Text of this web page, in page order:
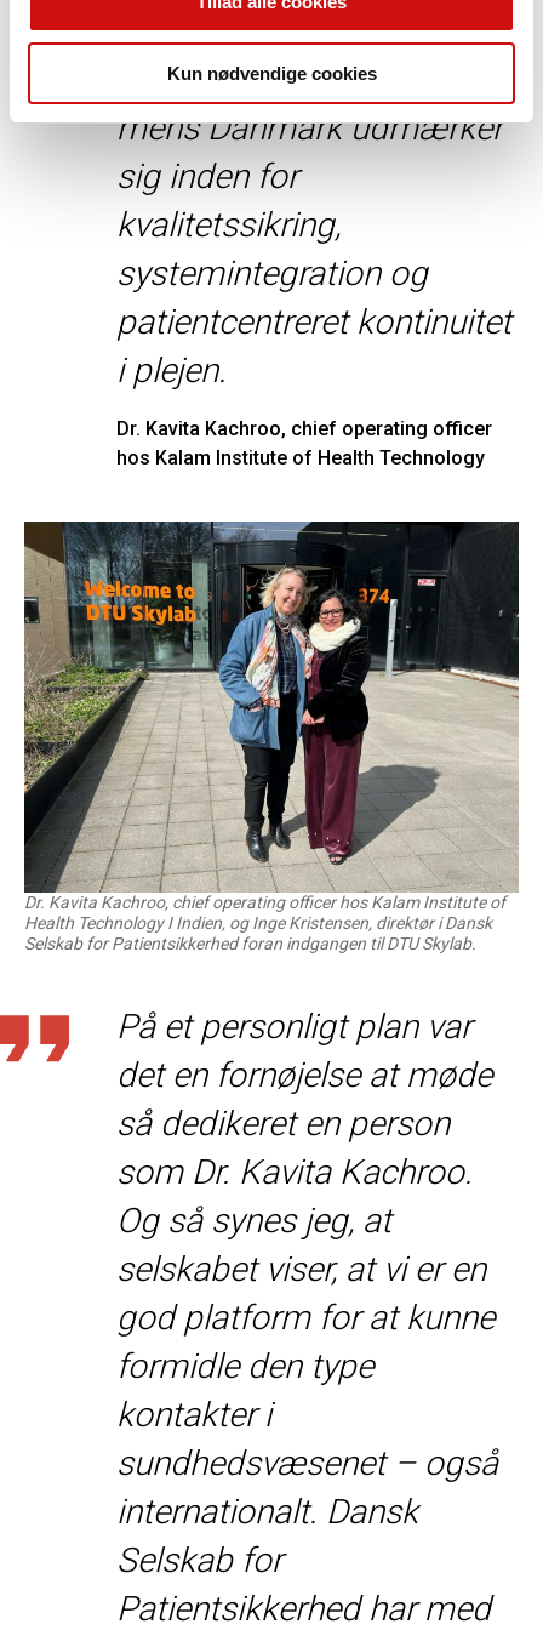
Kun nødvendige cookies
under
ressourcebegrænsninger,
mens Danmark udmærker
sig inden for
kvalitetssikring,
systemintegration og
patientcentreret kontinuitet
i plejen.
Dr. Kavita Kachroo, chief operating officer
hos Kalam Institute of Health Technology
Dr. Kavita Kachroo, chief operating officer hos Kalam Institute of
Health Technology I Indien, og Inge Kristensen, direktør i Dansk
Selskab for Patientsikkerhed foran indgangen til DTU Skylab.
På et personligt plan var
det en fornøjelse at møde
så dedikeret en person
som Dr. Kavita Kachroo.
Og så synes jeg, at
selskabet viser, at vi er en
god platform for at kunne
formidle den type
kontakter i
sundhedsvæsenet – også
internationalt. Dansk
Selskab for
Patientsikkerhed har med